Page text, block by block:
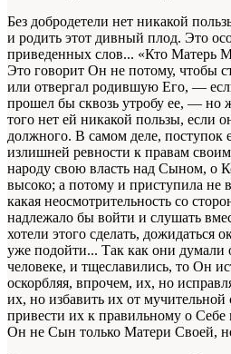
Без добродетели нет никакой
и родить этот дивный плод. Это
приведенных слов... «Кто Матерь
Это говорит Он не потому, чтобы
или отвергал родившую Его, —
прошел бы сквозь утробу ее, — но
того нет ей никакой пользы, если
должного. В самом деле, поступок
излишней ревности к правам
народу свою власть над Сыном, о
высоко; а потому и приступила не
какая неосмотрительность со
надлежало бы войти и слушать
хотели этого сделать, дожидаться
уже подойти... Так как они думали
человеке, и тщеславились, то Он
оскорбляя, впрочем, их, но
их, но избавить их от мучительной
привести их к правильному о
Он не Сын только Матери Своей,